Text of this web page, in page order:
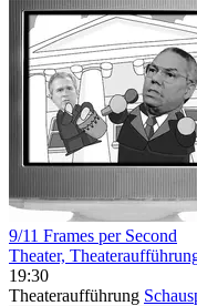
9/11 Frames per Second
Theater,
19:30
Theateraufführung